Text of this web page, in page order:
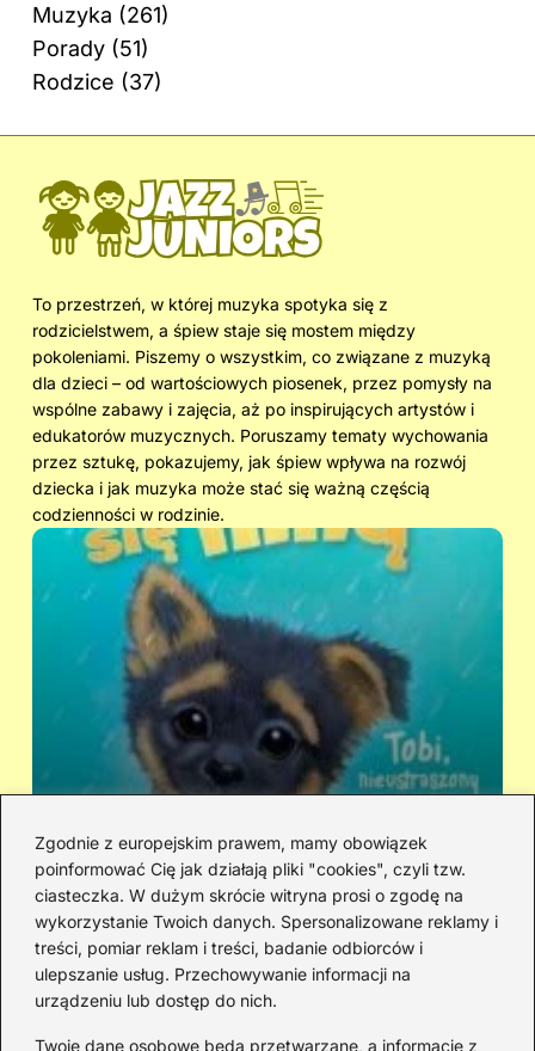
Zgodnie z europejskim prawem, mamy obowiązek
poinformować Cię jak działają pliki "cookies", czyli tzw.
ciasteczka. W dużym skrócie witryna prosi o zgodę na
wykorzystanie Twoich danych. Spersonalizowane reklamy i
treści, pomiar reklam i treści, badanie odbiorców i
ulepszanie usług. Przechowywanie informacji na
urządzeniu lub dostęp do nich.
Twoje dane osobowe będą przetwarzane, a informacje z
Muzyka (261)
Porady (51)
Rodzice (37)
To przestrzeń, w której muzyka spotyka się z
rodzicielstwem, a śpiew staje się mostem między
pokoleniami. Piszemy o wszystkim, co związane z muzyką
dla dzieci – od wartościowych piosenek, przez pomysły na
wspólne zabawy i zajęcia, aż po inspirujących artystów i
edukatorów muzycznych. Poruszamy tematy wychowania
przez sztukę, pokazujemy, jak śpiew wpływa na rozwój
dziecka i jak muzyka może stać się ważną częścią
codzienności w rodzinie.
Kto śpiewa „Zaopiekuj się mną”? IRA
czy Rezerwat — prawda o dwóch
wersjach
Redakcja